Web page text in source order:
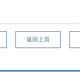
返回上頁